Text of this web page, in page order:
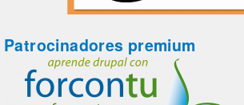
Patrocinadores premium